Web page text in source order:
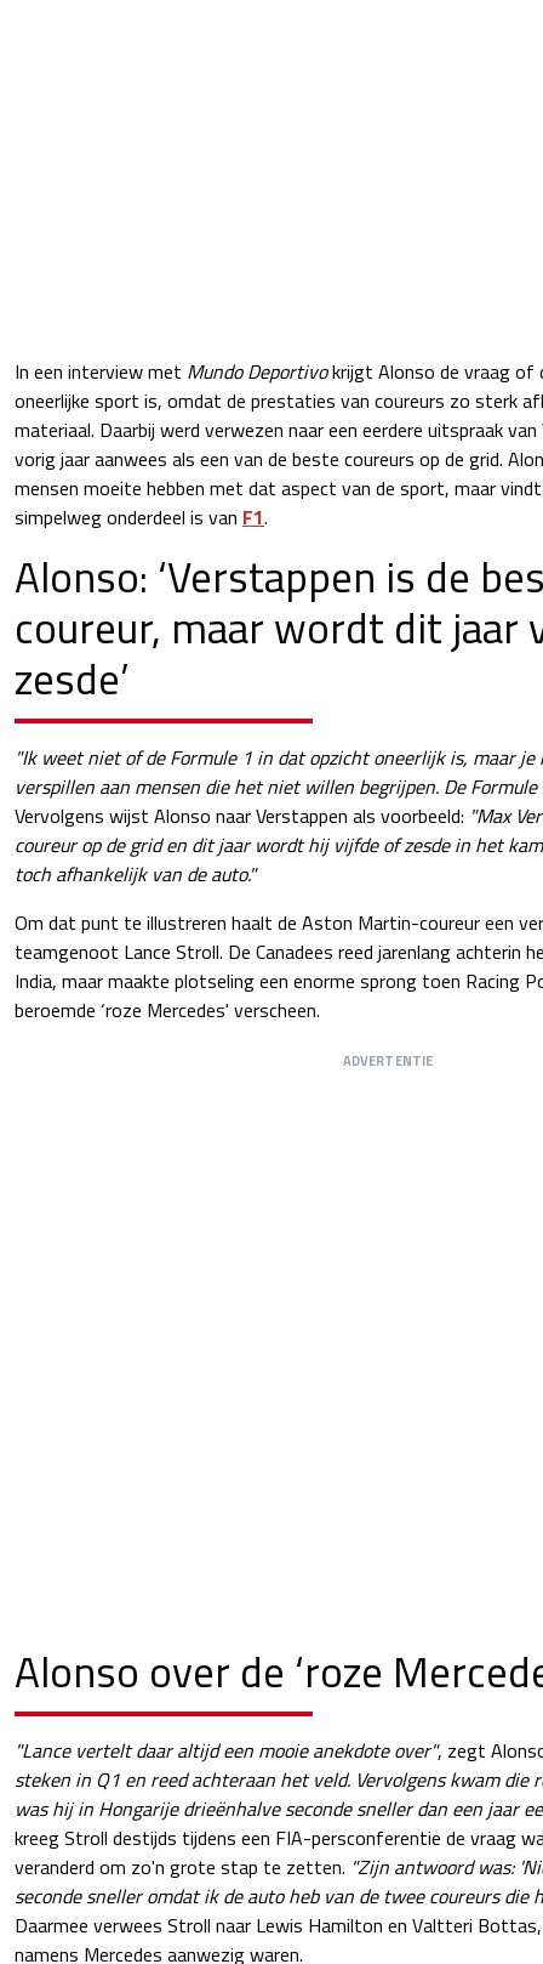
In een interview met Mundo Deportivokrijgt Alonso de vraag of
oneerlijke sport is, omdat de prestaties van coureurs zo sterk
materiaal. Daarbij werd verwezen naar een eerdere uitspraak
vorig jaar aanwees als een van de beste coureurs op de grid.
mensen moeite hebben met dat aspect van de sport, maar
simpelweg onderdeel is van F1.
Alonso: ‘Verstappen is de
coureur, maar wordt dit jaar
zesde’
"Ik weet niet of de Formule 1 in dat opzicht oneerlijk is, maar
verspillen aan mensen die het niet willen begrijpen. De Formule
Vervolgens wijst Alonso naar Verstappen als voorbeeld: "Max
coureur op de grid en dit jaar wordt hij vijfde of zesde in het
toch afhankelijk van de auto."
Om dat punt te illustreren haalt de Aston Martin-coureur een
teamgenoot Lance Stroll. De Canadees reed jarenlang achterin
India, maar maakte plotseling een enorme sprong toen Racing
beroemde ‘roze Mercedes' verscheen.
ADVERTENTIE
Alonso over de ‘roze
"Lance vertelt daar altijd een mooie anekdote over", zegt
steken in Q1 en reed achteraan het veld. Vervolgens kwam die
was hij in Hongarije drieënhalve seconde sneller dan een jaar
kreeg Stroll destijds tijdens een FIA-persconferentie de vraag
veranderd om zo'n grote stap te zetten. "Zijn antwoord was:
seconde sneller omdat ik de auto heb van de twee coureurs die
Daarmee verwees Stroll naar Lewis Hamilton en Valtteri
namens Mercedes aanwezig waren.